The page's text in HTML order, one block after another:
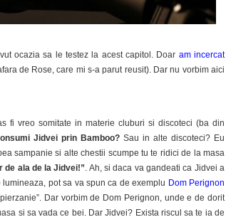
ocazia sa le testez la acest capitol. Doar am incercat
de Rose, care mi s-a parut reusit). Dar nu vorbim aici
fi vreo somitate in materie cluburi si discoteci (ba din
Jidvei prin Bamboo? Sau in alte discoteci? Eu
sampanie si alte chestii scumpe tu te ridici de la masa
de ala de la Jidvei!”. Ah, si daca va gandeati ca Jidvei a
pot sa va spun ca de exemplu Dom Perignon
Dar vorbim de Dom Perignon, unde e de dorit
si sa vada ce bei. Dar Jidvei? Exista riscul sa te ia de